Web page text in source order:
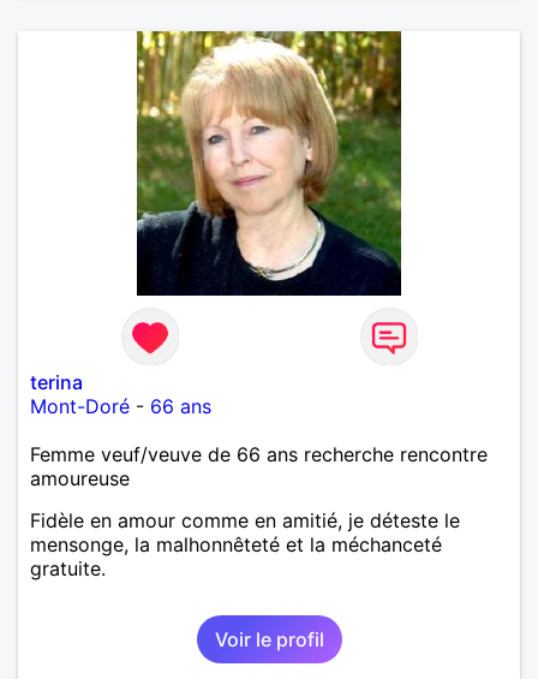
terina
Mont-Doré - 66 ans
Femme veuf/veuve de 66 ans recherche rencontre
amoureuse
Fidèle en amour comme en amitié, je déteste le
mensonge, la malhonnêteté et la méchanceté
gratuite.
Voir le profil